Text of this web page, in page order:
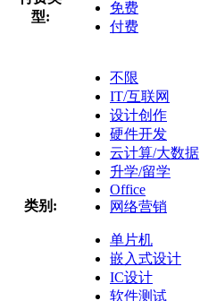
型:
免费
付费
类别:
不限
IT/互联网
设计创作
硬件开发
云计算/大数据
升学/留学
Office
网络营销
单片机
嵌入式设计
IC设计
软件测试